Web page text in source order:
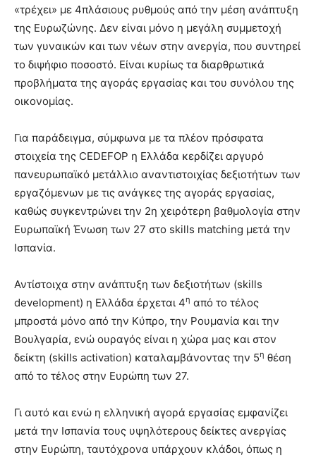
«τρέχει» με 4πλάσιους ρυθμούς από την μέση ανάπτυξη
της Ευρωζώνης. Δεν είναι μόνο η μεγάλη συμμετοχή
των γυναικών και των νέων στην ανεργία, που συντηρεί
το διψήφιο ποσοστό. Είναι κυρίως τα διαρθρωτικά
προβλήματα της αγοράς εργασίας και του συνόλου της
οικονομίας.
Για παράδειγμα, σύμφωνα με τα πλέον πρόσφατα
στοιχεία της CEDEFOP η Ελλάδα κερδίζει αργυρό
πανευρωπαϊκό μετάλλιο αναντιστοιχίας δεξιοτήτων των
εργαζόμενων με τις ανάγκες της αγοράς εργασίας,
καθώς συγκεντρώνει την 2η χειρότερη βαθμολογία στην
Ευρωπαϊκή Ένωση των 27 στο skills matching μετά την
Ισπανία.
Αντίστοιχα στην ανάπτυξη των δεξιοτήτων (skills
development) η Ελλάδα έρχεται 4η από το τέλος
μπροστά μόνο από την Κύπρο, την Ρουμανία και την
Βουλγαρία, ενώ ουραγός είναι η χώρα μας και στον
δείκτη (skills activation) καταλαμβάνοντας την 5η θέση
από το τέλος στην Ευρώπη των 27.
Γι αυτό και ενώ η ελληνική αγορά εργασίας εμφανίζει
μετά την Ισπανία τους υψηλότερους δείκτες ανεργίας
στην Ευρώπη, ταυτόχρονα υπάρχουν κλάδοι, όπως η